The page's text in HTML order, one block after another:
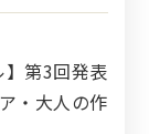
】第3回発表
・大人の作